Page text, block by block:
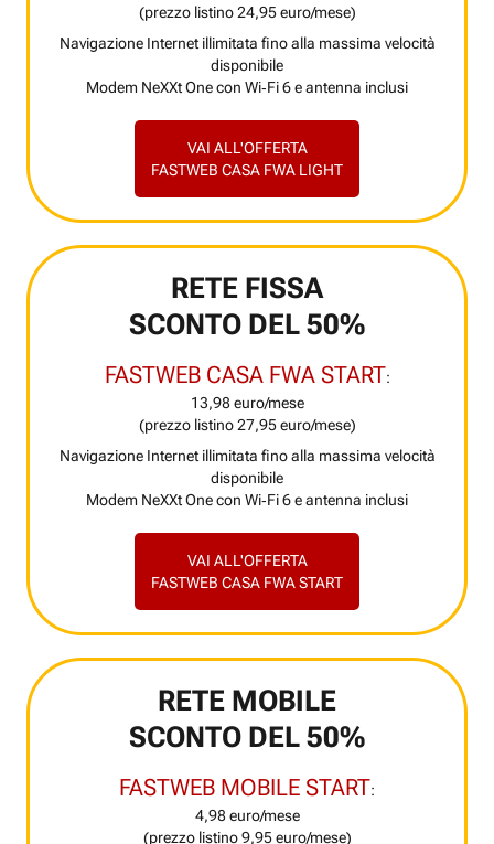
(prezzo listino 24,95 euro/mese)
Navigazione Internet illimitata fino alla massima velocità
disponibile
Modem NeXXt One con Wi‑Fi 6 e antenna inclusi
VAI ALL'OFFERTA
FASTWEB CASA FWA LIGHT
RETE FISSA
SCONTO DEL 50%
FASTWEB CASA FWA START:
13,98 euro/mese
(prezzo listino 27,95 euro/mese)
Navigazione Internet illimitata fino alla massima velocità
disponibile
Modem NeXXt One con Wi‑Fi 6 e antenna inclusi
VAI ALL'OFFERTA
FASTWEB CASA FWA START
RETE MOBILE
SCONTO DEL 50%
FASTWEB MOBILE START:
4,98 euro/mese
(prezzo listino 9,95 euro/mese)